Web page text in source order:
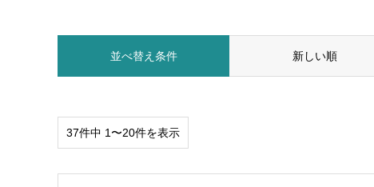
並べ替え条件 新しい順
37件中 1〜20件を表示